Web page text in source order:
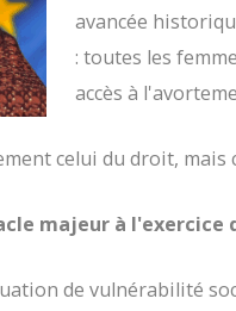
avancée
: toutes les
accès à
celui du droit, mais
majeur à l'exercice
de vulnérabilité